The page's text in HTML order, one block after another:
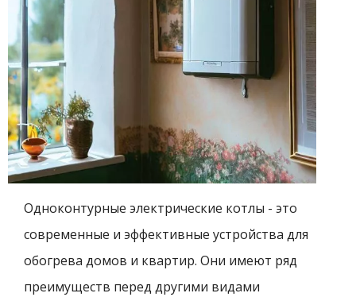
Одноконтурные электрические котлы - это
современные и эффективные устройства для
обогрева домов и квартир. Они имеют ряд
преимуществ перед другими видами